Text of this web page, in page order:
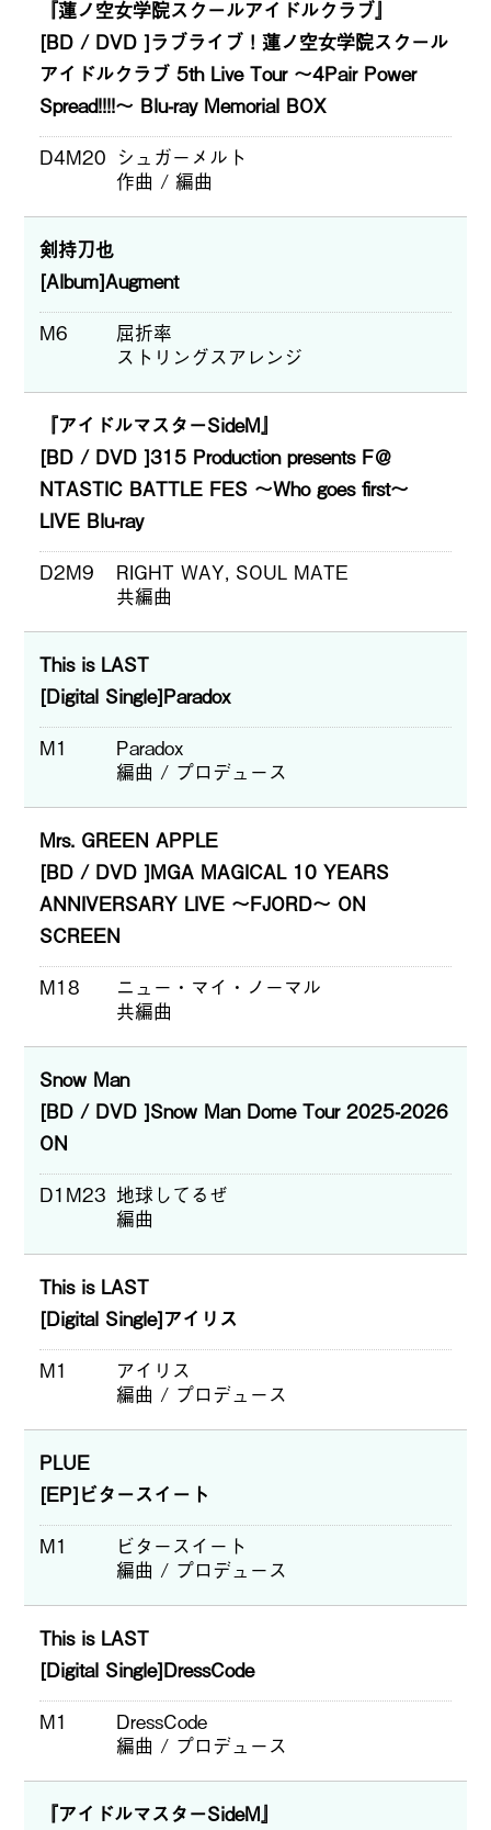
『蓮ノ空女学院スクールアイドルクラブ』
[BD / DVD ]ラブライブ！蓮ノ空女学院スクール
アイドルクラブ 5th Live Tour ～4Pair Power
Spread!!!!～ Blu-ray Memorial BOX
D4M20 シュガーメルト
作曲 / 編曲
剣持刀也
[Album]Augment
M6
屈折率
ストリングスアレンジ
『アイドルマスターSideM』
[BD / DVD ]315 Production presents F＠
NTASTIC BATTLE FES ～Who goes first～
LIVE Blu-ray
D2M9
RIGHT WAY, SOUL MATE
共編曲
This is LAST
[Digital Single]Paradox
M1
Paradox
編曲 / プロデュース
Mrs. GREEN APPLE
[BD / DVD ]MGA MAGICAL 10 YEARS
ANNIVERSARY LIVE ～FJORD～ ON
SCREEN
M18
ニュー・マイ・ノーマル
共編曲
Snow Man
[BD / DVD ]Snow Man Dome Tour 2025-2026
ON
D1M23 地球してるぜ
編曲
This is LAST
[Digital Single]アイリス
M1
アイリス
編曲 / プロデュース
PLUE
[EP]ビタースイート
M1
ビタースイート
編曲 / プロデュース
This is LAST
[Digital Single]DressCode
M1
DressCode
編曲 / プロデュース
『アイドルマスターSideM』